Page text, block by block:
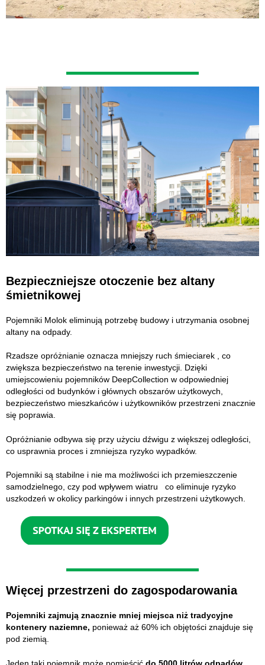
Bezpieczniejsze otoczenie bez altany
śmietnikowej
Pojemniki Molok eliminują potrzebę budowy i utrzymania osobnej
altany na odpady.
Rzadsze opróżnianie oznacza mniejszy ruch śmieciarek , co
zwiększa bezpieczeństwo na terenie inwestycji. Dzięki
umiejscowieniu pojemników DeepCollection w odpowiedniej
odległości od budynków i głównych obszarów użytkowych,
bezpieczeństwo mieszkańców i użytkowników przestrzeni znacznie
się poprawia.
Opróżnianie odbywa się przy użyciu dźwigu z większej odległości,
co usprawnia proces i zmniejsza ryzyko wypadków.
Pojemniki są stabilne i nie ma możliwości ich przemieszczenie
samodzielnego, czy pod wpływem wiatru co eliminuje ryzyko
uszkodzeń w okolicy parkingów i innych przestrzeni użytkowych.
Więcej przestrzeni do zagospodarowania
Pojemniki zajmują znacznie mniej miejsca niż tradycyjne
kontenery naziemne, ponieważ aż 60% ich objętości znajduje się
pod ziemią.
Jeden taki pojemnik może pomieścićdo 5000 litrów odpadów,